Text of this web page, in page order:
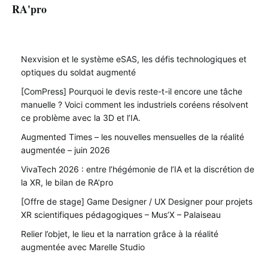
RA'pro
Nexvision et le système eSAS, les défis technologiques et
optiques du soldat augmenté
[ComPress] Pourquoi le devis reste-t-il encore une tâche
manuelle ? Voici comment les industriels coréens résolvent
ce problème avec la 3D et l’IA.
Augmented Times – les nouvelles mensuelles de la réalité
augmentée – juin 2026
VivaTech 2026 : entre l’hégémonie de l’IA et la discrétion de
la XR, le bilan de RA’pro
[Offre de stage] Game Designer / UX Designer pour projets
XR scientifiques pédagogiques – Mus’X – Palaiseau
Relier l’objet, le lieu et la narration grâce à la réalité
augmentée avec Marelle Studio